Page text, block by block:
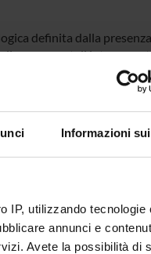
Informazioni
IP, utilizzando tecnologie
annunci e
Avete la possibilità di
definita dalla
segmentali
adulti biopsiati per
fattori genetici, virali,
della lesione
pazienti in ESRD in
della sindrome
terapeutico
terapia deve durare
o Ciclosporina A.
nel trapianto renale.
e bio-molecolari in grado
interventi terapeutici